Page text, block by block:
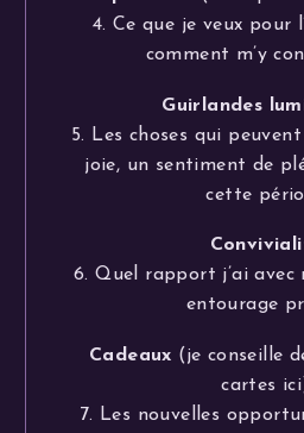
4. Ce que je veux pour
comment m’y
Guirlandes
5. Les choses qui
joie, un sentiment de
cette
6. Quel rapport j’ai
entourage
Cadeaux (je conseille
cartes
7. Les nouvelles